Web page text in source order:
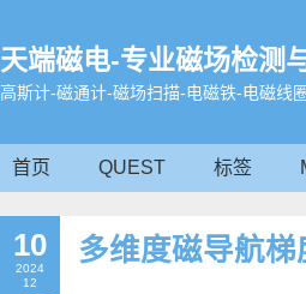
天端磁电-专业磁场检测
高斯计-磁通计-磁场扫描-电磁铁-电磁线
首页 QUEST 标签
10
2024
12
多维度磁导航